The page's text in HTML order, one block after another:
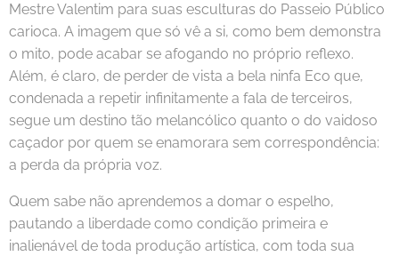
Mestre Valentim para suas esculturas do Passeio Público
carioca. A imagem que só vê a si, como bem demonstra
o mito, pode acabar se afogando no próprio reflexo.
Além, é claro, de perder de vista a bela ninfa Eco que,
condenada a repetir infinitamente a fala de terceiros,
segue um destino tão melancólico quanto o do vaidoso
caçador por quem se enamorara sem correspondência:
a perda da própria voz.
Quem sabe não aprendemos a domar o espelho,
pautando a liberdade como condição primeira e
inalienável de toda produção artística, com toda sua